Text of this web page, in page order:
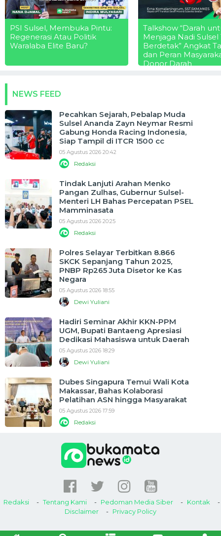
PSI Sulsel, Membuka Pintu:
Regenerasi Atau Politik
Waralaba Elite Baru?
Talkshow “Darah
Menjaga Nadi Sulsel
Berdetak” Angkat
dan Peran
Donor Darah
NEWS FEED
Pecahkan Sejarah, Pebalap Muda
Sulsel Ananda Zayn Neymar Resmi
Gabung Honda Racing Indonesia,
Siap Tampil di ITCR 1500 cc
05 Agustus 2026 20:42
Redaksi
Tindak Lanjuti Arahan Menko
Pangan Zulhas, Gubernur Sulsel-
Menteri LH Bahas Percepatan PSEL
Mamminasata
05 Agustus 2026 20:25
Redaksi
Polres Selayar Terbitkan 8.866
SKCK Sepanjang Tahun 2025,
PNBP Rp265 Juta Disetor ke Kas
Negara
05 Agustus 2026 18:55
Dewi Yuliani
Hadiri Seminar Akhir KKN-PPM
UGM, Bupati Bantaeng Apresiasi
Dedikasi Mahasiswa untuk Daerah
05 Agustus 2026 18:29
Dewi Yuliani
Dubes Singapura Temui Wali Kota
Makassar, Bahas Kolaborasi
Pelatihan ASN hingga Masyarakat
05 Agustus 2026 17:59
Redaksi
Redaksi Tentang Kami Pedoman Media Siber
Kontak
Disclaimer
Privacy Policy